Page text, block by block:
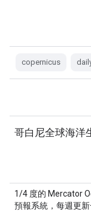
copernicus
哥白尼全球海洋
1/4 度的 Mercator
預報系統，每週更